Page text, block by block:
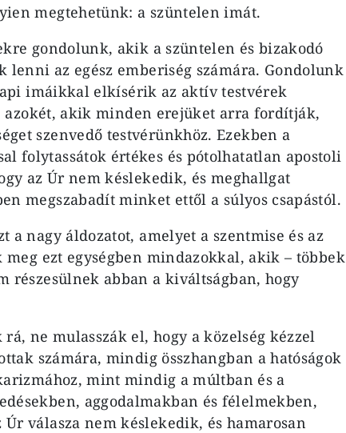
megtehetünk: a szüntelen imát.
gondolunk, akik a szüntelen és bizakodó
az egész emberiség számára. Gondolunk
imáikkal elkísérik az aktív testvérek
azokét, akik minden erejüket arra fordítják,
szenvedő testvérünkhöz. Ezekben a
folytassátok értékes és pótolhatatlan apostoli
az Úr nem késlekedik, és meghallgat
megszabadít minket ettől a súlyos csapástól.
nagy áldozatot, amelyet a szentmise és az
ezt egységben mindazokkal, akik – többek
részesülnek abban a kiváltságban, hogy
ne mulasszák el, hogy a közelség kézzel
számára, mindig összhangban a hatóságok
mint mindig a múltban és a
aggodalmakban és félelmekben,
válasza nem késlekedik, és hamarosan